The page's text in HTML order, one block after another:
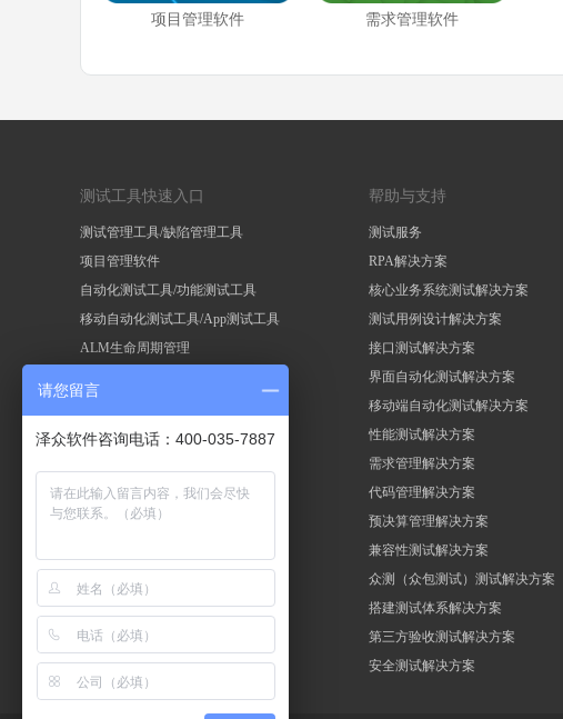
项目管理软件 需求管理软件
测试工具快速入口
测试管理工具/缺陷管理工具
项目管理软件
自动化测试工具/功能测试工具
移动自动化测试工具/App测试工具
ALM生命周期管理
RPA机器人流程自动化
帮助与支持
测试服务
RPA解决方案
核心业务系统测试解决方案
测试用例设计解决方案
接口测试解决方案
界面自动化测试解决方案
移动端自动化测试解决方案
性能测试解决方案
需求管理解决方案
代码管理解决方案
预决算管理解决方案
兼容性测试解决方案
众测（众包测试）测试解决方案
搭建测试体系解决方案
第三方验收测试解决方案
安全测试解决方案
请您留言
泽众软件咨询电话：400-035-7887